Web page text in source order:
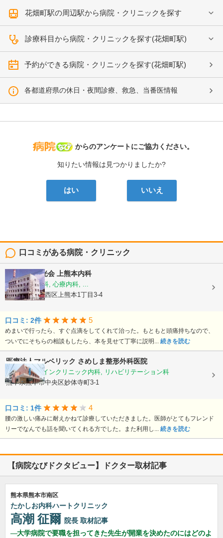
花畑町駅の周辺駅から病院・クリニックを探す
診療科目から病院・クリニックを探す(花畑町駅)
予約ができる病院・クリニックを探す(花畑町駅)
各都道府県の休日・夜間診療、救急、当番医情報
病院なび
からのアンケートにご協力ください。
知りたい情報は見つかりましたか?
はい いいえ
口コミがある病院・クリニック
医療法人陽光会 上熊本内科
内科, 神経内科, 心療内科, ...
熊本県熊本市西区上熊本1丁目3-4
口コミ: 2件 5
めまいで行ったら、すぐ点滴をしてくれて治った。もともと頭痛持ちなので、
ついでにそちらの相談もしたら、本を見せて丁寧に説明... 続きを読む
医療法人マルベリック さめしま整形外科医院
整形外科, ペインクリニック内科, リハビリテーション科
熊本県熊本市中央区妙体寺町3-1
口コミ: 1件 4
腰の激しい痛みに耐えかねて診療していただきました。医師がとてもフレンド
リーでなんでも話を聞いてくれる方でした。また利用し... 続きを読む
【病院なびドクタビュー】ドクター取材記事
熊本県熊本市南区
たかしお内科ハートクリニック
高潮 征爾 院長 取材記事
大学病院で要職を担ってきた先生が開業を決めたのにはどのよ